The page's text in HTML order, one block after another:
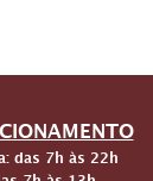
das 7h às 22h